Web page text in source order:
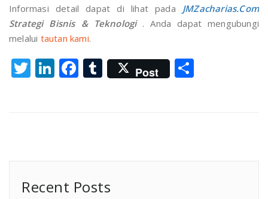
Informasi detail dapat di lihat pada JMZacharias.Com
Strategi Bisnis & Teknologi. Anda dapat mengubungi
melalui tautan kami.
TwitterLinkedIn
Facebook
Tumblr
Post
Recent Posts